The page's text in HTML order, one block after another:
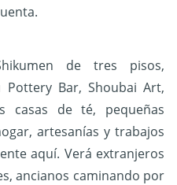
de tres pisos,
Pottery Bar, Shoubai Art,
casas de té, pequeñas
artesanías y trabajos
aquí. Verá extranjeros
ancianos caminando por